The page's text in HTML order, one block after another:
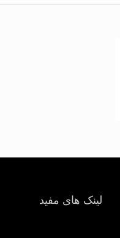
لینک های مفید